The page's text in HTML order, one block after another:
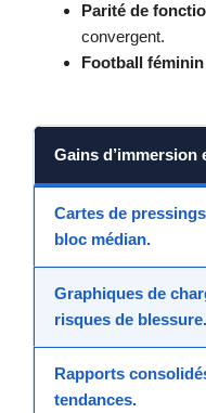
Parité de
convergent.
Football féminin
Gains d’immersion
Cartes de
bloc médian.
Graphiques de
risques de blessure.
Rapports
tendances.